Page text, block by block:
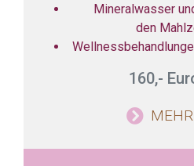
Mineralwasser
den
160,-
MEHR